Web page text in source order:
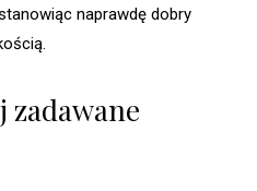
naprawdę dobry
zadawane